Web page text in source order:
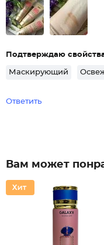
Подтверждаю
Маскирующий
Ответить
Вам может